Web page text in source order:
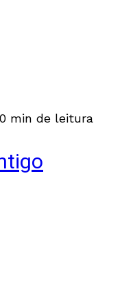
min de leitura